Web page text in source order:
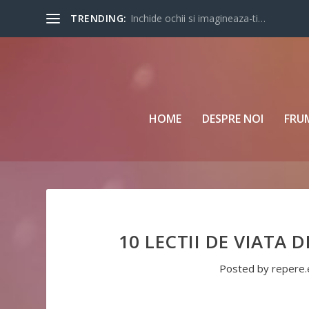
TRENDING: Inchide ochii si imagineaza-ti…
HOME DESPRE NOI
10 LECTII DE VIATA
Posted by